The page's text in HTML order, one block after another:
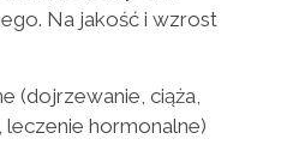
Na jakość i wzrost
(dojrzewanie, ciąża,
hormonalne)